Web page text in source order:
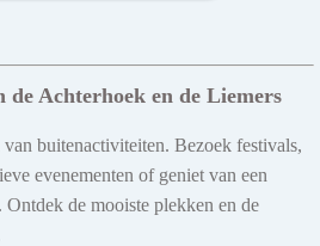
Achterhoek en de Liemers
buitenactiviteiten. Bezoek festivals,
evenementen of geniet van een
de mooiste plekken en de